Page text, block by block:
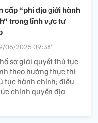
cấp “phi địa giới hành
trong lĩnh vực tư
06/2025 09:38’
sơ giải quyết thủ tục
theo hướng thực thi
tục hành chính; điều
chính quyền địa